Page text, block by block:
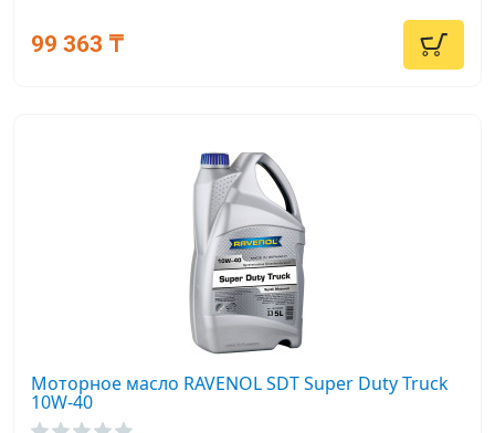
99 363 ₸
Моторное масло RAVENOL SDT Super Duty Truck
10W-40